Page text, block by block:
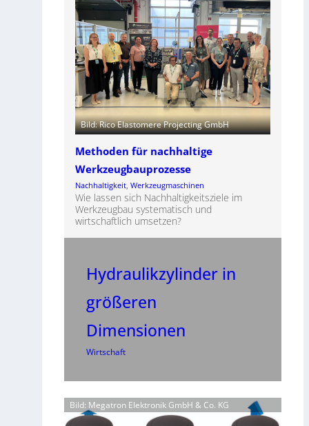
Bild: Rico Elastomere Projecting GmbH
Methoden für nachhaltige
Werkzeugbauprozesse
Nachhaltigkeit, Werkzeugmaschinen
Wie lassen sich Nachhaltigkeitsziele im
Werkzeugbau systematisch und
wirtschaftlich umsetzen?
Hydraulikzylinder in
größeren
Dimensionen
Wirtschaft
Bild: Megatron Elektronik GmbH & Co. KG